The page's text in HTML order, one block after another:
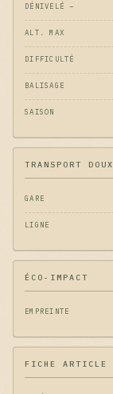
DÉNIVELÉ −
ALT. MAX
DIFFICULTÉ
BALISAGE
SAISON
TRANSPORT DOUX
GARE
LIGNE
ÉCO-IMPACT
EMPREINTE
FICHE ARTICLE